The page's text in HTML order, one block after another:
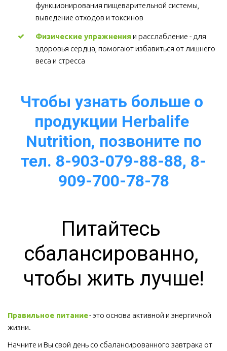
функционирования пищеварительной системы,
выведение отходов и токсинов
Физические упражнения и расслабление - для
здоровья сердца, помогают избавиться от лишнего
веса и стресса
Чтобы узнать больше о
продукции Herbalife
Nutrition, позвоните по
тел. 8-903-079-88-88, 8-
909-700-78-78
Питайтесь
сбалансированно,
чтобы жить лучше!
Правильное питание - это основа активной и энергичной
жизни.
Начните и Вы свой день со сбалансированного завтрака от